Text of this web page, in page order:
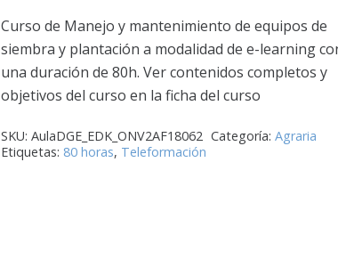
Curso de Manejo y mantenimiento de equipos de
siembra y plantación a modalidad de e-learning
una duración de 80h. Ver contenidos completos y
objetivos del curso en la ficha del curso
SKU:AulaDGE_EDK_ONV2AF18062 Categoría: Agraria
Etiquetas:80 horas, Teleformación